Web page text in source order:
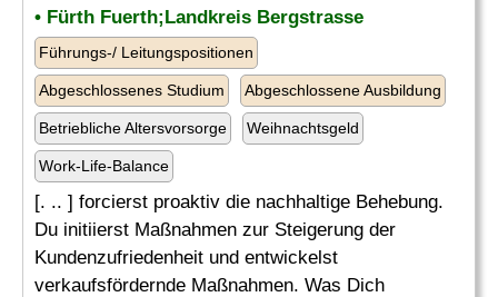
• Fürth Fuerth;Landkreis Bergstrasse
Führungs-/ Leitungspositionen
Abgeschlossenes Studium Abgeschlossene Ausbildung
Betriebliche Altersvorsorge Weihnachtsgeld
Work-Life-Balance
[. .. ] forcierst proaktiv die nachhaltige Behebung.
Du initiierst Maßnahmen zur Steigerung der
Kundenzufriedenheit und entwickelst
verkaufsfördernde Maßnahmen. Was Dich